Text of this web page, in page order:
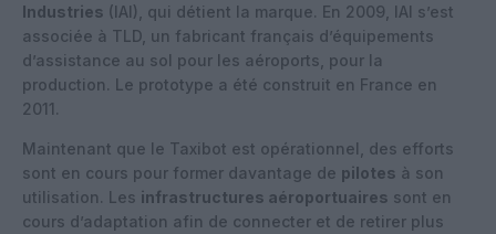
Industries (IAI), qui détient la marque. En 2009, IAI s’est
associée à TLD, un fabricant français d’équipements
d’assistance au sol pour les aéroports, pour la
production. Le prototype a été construit en France en
2011.
Maintenant que le Taxibot est opérationnel, des efforts
sont en cours pour former davantage de pilotes à son
utilisation. Les infrastructures aéroportuaires sont en
cours d’adaptation afin de connecter et de retirer plus